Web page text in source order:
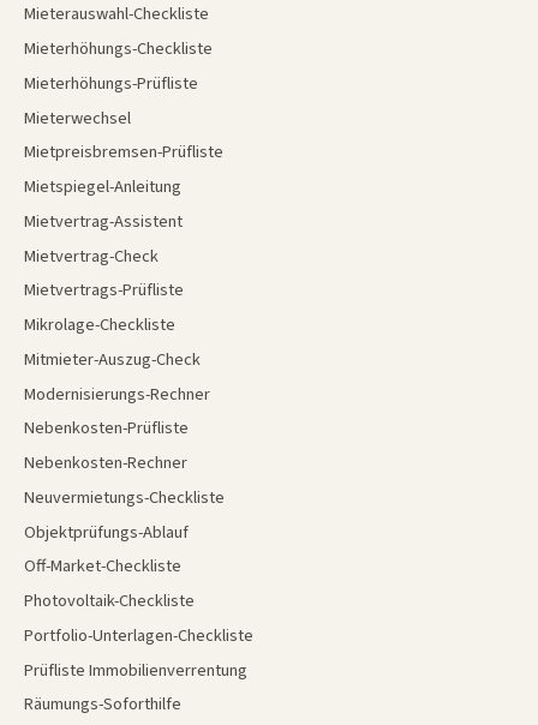
Mieterauswahl-Checkliste
Mieterhöhungs-Checkliste
Mieterhöhungs-Prüfliste
Mieterwechsel
Mietpreisbremsen-Prüfliste
Mietspiegel-Anleitung
Mietvertrag-Assistent
Mietvertrag-Check
Mietvertrags-Prüfliste
Mikrolage-Checkliste
Mitmieter-Auszug-Check
Modernisierungs-Rechner
Nebenkosten-Prüfliste
Nebenkosten-Rechner
Neuvermietungs-Checkliste
Objektprüfungs-Ablauf
Off-Market-Checkliste
Photovoltaik-Checkliste
Portfolio-Unterlagen-Checkliste
Prüfliste Immobilienverrentung
Räumungs-Soforthilfe